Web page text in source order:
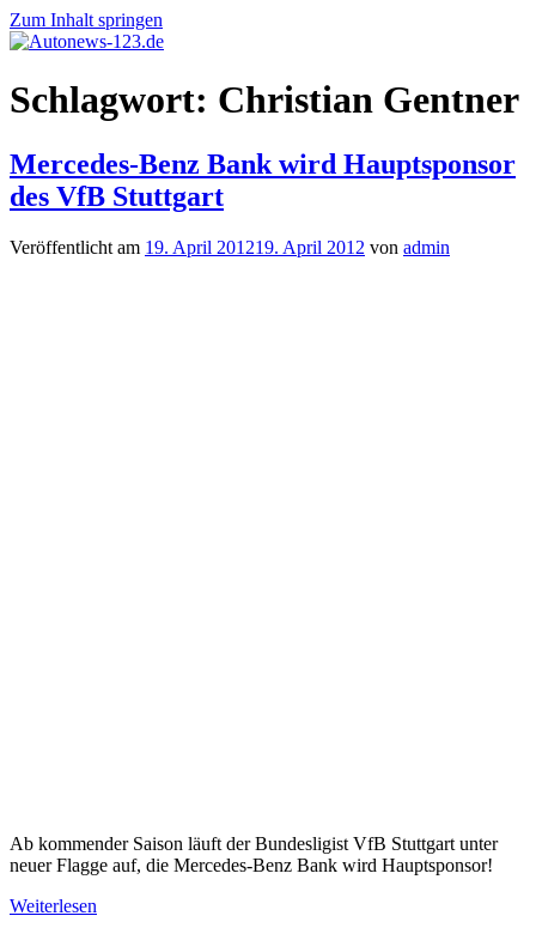
Zum Inhalt springen
Autonews-
123.de
Autonews
mit
Schlagwort: Christian Gentner
Mercedes-Benz Bank wird Hauptsponsor
des VfB Stuttgart
Veröffentlicht am 19. April 201219. April 2012 von admin
Ab kommender Saison läuft der Bundesligist VfB Stuttgart unter
neuer Flagge auf, die Mercedes-Benz Bank wird Hauptsponsor!
Weiterlesen